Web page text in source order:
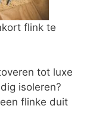
flink te
tot luxe
isoleren?
flinke duit